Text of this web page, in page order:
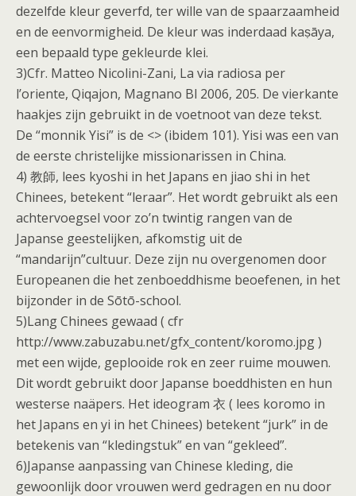
dezelfde kleur geverfd, ter wille van de spaarzaamheid
en de eenvormigheid. De kleur was inderdaad kaṣāya,
een bepaald type gekleurde klei.
3)Cfr. Matteo Nicolini-Zani, La via radiosa per
l’oriente, Qiqajon, Magnano Bl 2006, 205. De vierkante
haakjes zijn gebruikt in de voetnoot van deze tekst.
De “monnik Yisi” is de <> (ibidem 101). Yisi was een van
de eerste christelijke missionarissen in China.
4) 教師, lees kyoshi in het Japans en jiao shi in het
Chinees, betekent “leraar”. Het wordt gebruikt als een
achtervoegsel voor zo’n twintig rangen van de
Japanse geestelijken, afkomstig uit de
“mandarijn”cultuur. Deze zijn nu overgenomen door
Europeanen die het zenboeddhisme beoefenen, in het
bijzonder in de Sōtō-school.
5)Lang Chinees gewaad ( cfr
http://www.zabuzabu.net/gfx_content/koromo.jpg )
met een wijde, geplooide rok en zeer ruime mouwen.
Dit wordt gebruikt door Japanse boeddhisten en hun
westerse naäpers. Het ideogram 衣 ( lees koromo in
het Japans en yi in het Chinees) betekent “jurk” in de
betekenis van “kledingstuk” en van “gekleed”.
6)Japanse aanpassing van Chinese kleding, die
gewoonlijk door vrouwen werd gedragen en nu door